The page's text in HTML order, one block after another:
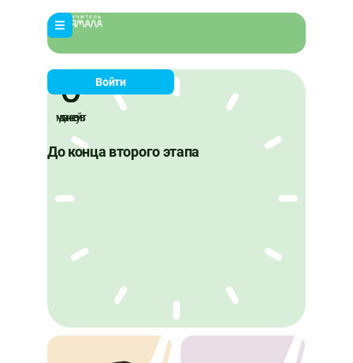
До конца второго этапа
0
дней
0
часов
0
минут
Войти